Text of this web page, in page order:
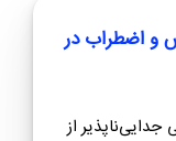
و اضطراب در
از